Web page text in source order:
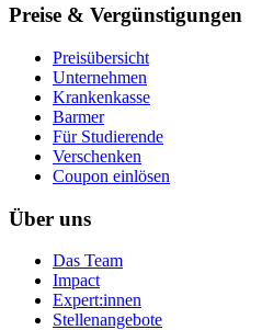
Preise & Vergünstigungen
Preisübersicht
Unternehmen
Krankenkasse
Barmer
Für Studierende
Ver­schen­ken
Coupon einlösen
Über uns
Das Team
Impact
Expert:innen
Stellenangebote